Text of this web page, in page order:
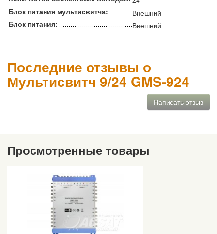
Блок питания мультисвитча:
Внешний
Блок питания:
Внешний
Последние отзывы о
Мультисвитч 9/24 GMS-924
Написать отзыв
Просмотренные товары